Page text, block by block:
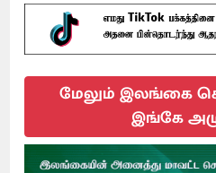
மேலும் இலங்கை
இங்கே